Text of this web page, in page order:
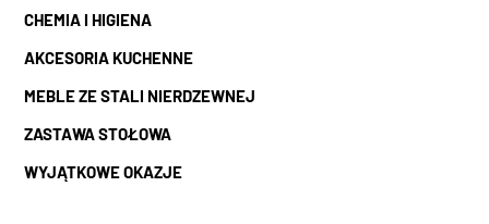
CHEMIA I HIGIENA
AKCESORIA KUCHENNE
MEBLE ZE STALI NIERDZEWNEJ
ZASTAWA STOŁOWA
WYJĄTKOWE OKAZJE